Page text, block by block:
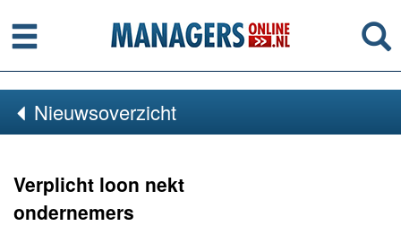
Menu
Nieuwsoverzicht
Verplicht loon nekt
ondernemers